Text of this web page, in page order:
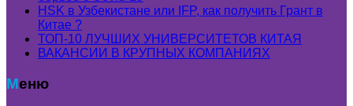
HSK в Узбекистане или IFP, как получить Грант в
Китае ?
ТОП-10 ЛУЧШИХ УНИВЕРСИТЕТОВ КИТАЯ
ВАКАНСИИ В КРУПНЫХ КОМПАНИЯХ
Меню